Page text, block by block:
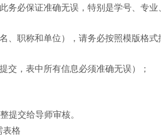
必保证准确无误，特别是学号、专业
职称和单位），请务必按照模版格
，表中所有信息必须准确无误）；
提交给导师审核。
格